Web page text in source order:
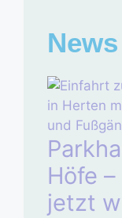
News
Höfe
jetzt